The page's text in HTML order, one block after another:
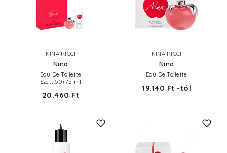
NINA RICCI
Nina
Eau De Toilette
Szett 50+75 ml
20.460 Ft
NINA RICCI
Nina
Eau De Toilette
19.140 Ft -tól